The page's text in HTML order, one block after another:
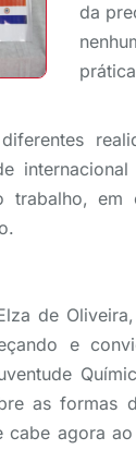
da
trabalho,
de
e
as formas
agora